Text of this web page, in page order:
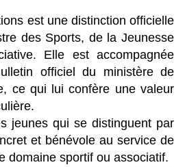
est une distinction officielle
des Sports, de la Jeunesse
Elle est accompagnée
officiel du ministère de
ce qui lui confère une valeur
jeunes qui se distinguent par
et bénévole au service de
domaine sportif ou associatif.